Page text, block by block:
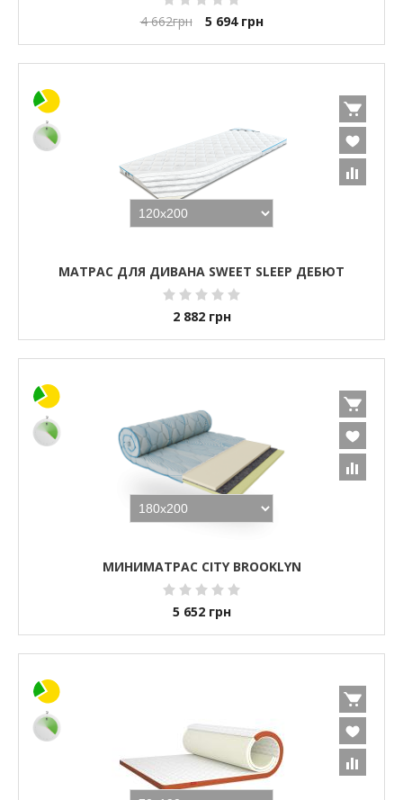
4 662грн 5 694 грн
МАТРАС ДЛЯ ДИВАНА SWEET SLEEP ДЕБЮТ
2 882 грн
МИНИМАТРАС CITY BROOKLYN
5 652 грн